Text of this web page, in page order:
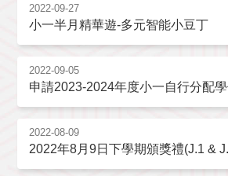
2022-09-27
小一半月精華遊-多元智能小豆丁
2022-09-05
申請2023-2024年度小一自行分配
2022-08-09
2022年8月9日下學期頒獎禮(J.1 &